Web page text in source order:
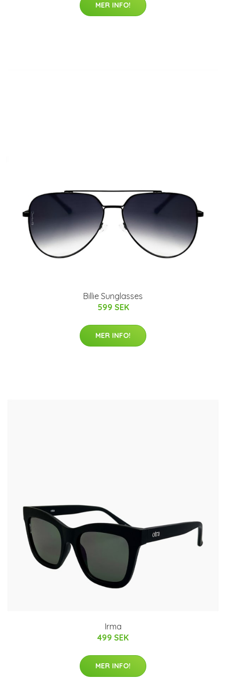
MER INFO!
Billie Sunglasses
599 SEK
MER INFO!
Irma
499 SEK
MER INFO!